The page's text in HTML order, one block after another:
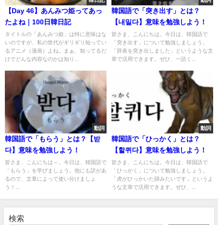
【Day 46】あんみつ姫ってあっ
たよね｜100日韓日記
タイトルの「あんみつ姫」は特に意味はな
いのですが、私の世代がギリギリ知ってい
るアニメ（漫画）よね。まぁ、知ってるだ
けでどんな内容なのかは知り...
韓国語で「突き出す」とは？
【내밀다】意味を勉強しよう！
皆さま、こんにちは。今日は、韓国語で
「突き出す」について勉強しましょう。
「辞表を突き出しました」というような文
章で活用できます。ぜひ、一読く...
動詞
韓国語で「もらう」とは？【받
다】意味を勉強しよう！
皆さま、こんにちは～。今日は、韓国語で
「もらう」を学びましょう。他にも訳があ
るので、文章によって使い分けましょ
う！...
動詞
韓国語で「ひっかく」とは？
【할퀴다】意味を勉強しよう！
皆さま、こんにちは。今日は、韓国語で
「ひっかく」について勉強しましょう。
「虎がひっかいた跡みたいです」というよ
うな文章で活用できます。ぜひ、...
検索